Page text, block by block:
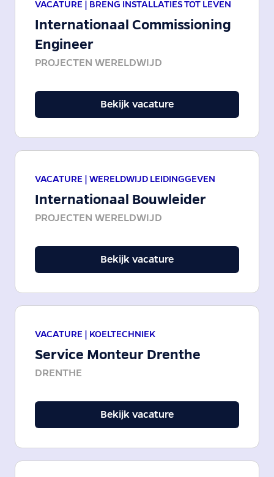
VACATURE | BRENG INSTALLATIES TOT LEVEN
Internationaal Commissioning
Engineer
PROJECTEN WERELDWIJD
Bekijk vacature
VACATURE | WERELDWIJD LEIDINGGEVEN
Internationaal Bouwleider
PROJECTEN WERELDWIJD
Bekijk vacature
VACATURE | KOELTECHNIEK
Service Monteur Drenthe
DRENTHE
Bekijk vacature